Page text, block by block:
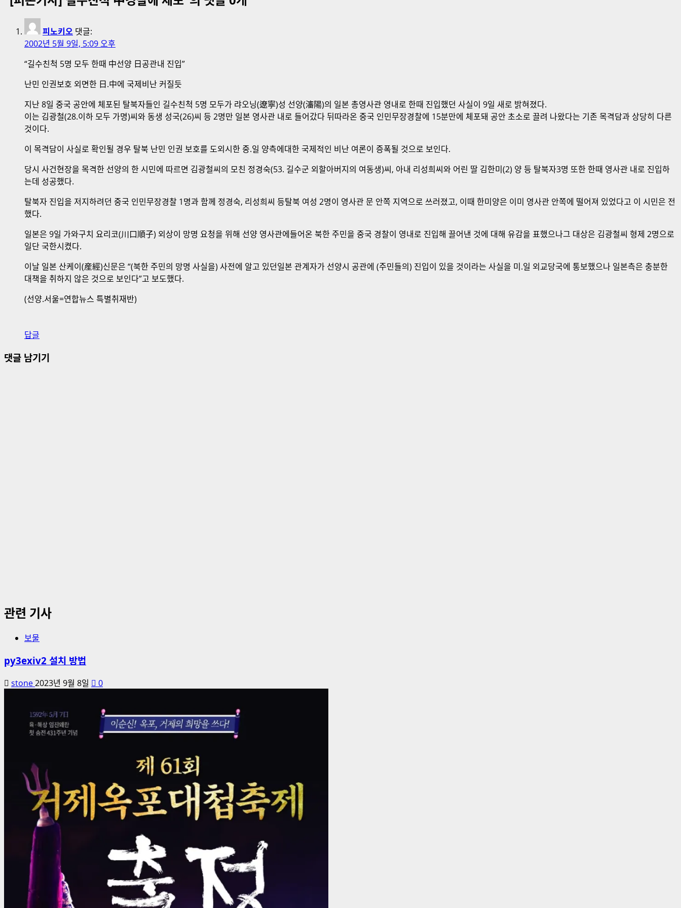
피노키오 댓글:
2002년 5월 9일, 5:09 오후
“길수친척 5명 모두 한때 中선양 日공관내 진입”
난민 인권보호 외면한 日.中에 국제비난 커질듯
지난 8일 중국 공안에 체포된 탈북자들인 길수친척 5명 모두가 랴오닝(遼寧)성 선양(瀋陽)의 일본 총영사관 영내로 한때 진입했던 사실이 9일 새로 밝혀졌다.
이는 김광철(28.이하 모두 가명)씨와 동생 성국(26)씨 등 2명만 일본 영사관 내로 들어갔다 뒤따라온 중국 인민무장경찰에 15분만에 체포돼 공안 초소로 끌려 나왔다는 기존 목격담과 상당히 다른
것이다.
이 목격담이 사실로 확인될 경우 탈북 난민 인권 보호를 도외시한 중.일 양측에대한 국제적인 비난 여론이 증폭될 것으로 보인다.
당시 사건현장을 목격한 선양의 한 시민에 따르면 김광철씨의 모친 정경숙(53. 길수군 외할아버지의 여동생)씨, 아내 리성희씨와 어린 딸 김한미(2) 양 등 탈북자3명 또한 한때 영사관 내로 진입하
는데 성공했다.
탈북자 진입을 저지하려던 중국 인민무장경찰 1명과 함께 정경숙, 리성희씨 등탈북 여성 2명이 영사관 문 안쪽 지역으로 쓰러졌고, 이때 한미양은 이미 영사관 안쪽에 떨어져 있었다고 이 시민은 전
했다.
일본은 9일 가와구치 요리코(川口順子) 외상이 망명 요청을 위해 선양 영사관에들어온 북한 주민을 중국 경찰이 영내로 진입해 끌어낸 것에 대해 유감을 표했으나그 대상은 김광철씨 형제 2명으로
일단 국한시켰다.
이날 일본 산케이(産經)신문은 “(북한 주민의 망명 사실을) 사전에 알고 있던일본 관계자가 선양시 공관에 (주민들의) 진입이 있을 것이라는 사실을 미.일 외교당국에 통보했으나 일본측은 충분한
대책을 취하지 않은 것으로 보인다”고 보도했다.
(선양.서울=연합뉴스 특별취재반)
답글
댓글 남기기
관련 기사
보물
py3exiv2 설치 방법
stone2023년 9월 8일 0